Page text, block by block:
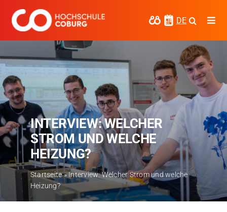
Inhalt
springen
DE
Studieren
Forschen
Kooperieren
Hochschule Coburg
Regionalentwicklung
Entdecke die Region
Informationen für …
INTERVIEW: WELCHER
STROM UND WELCHE
HEIZUNG?
Startseite»Interview: Welcher Strom und welche
Heizung?